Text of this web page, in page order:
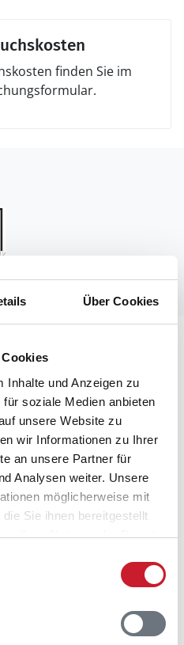
Über Cookies
Inhalte und Anzeigen zu
soziale Medien anbieten
unsere Website zu
wir Informationen zu Ihrer
an unsere Partner für
Analysen weiter. Unsere
möglicherweise mit
Sie ihnen bereitgestellt
Ihrer Nutzung der Dienste
finden Sie im